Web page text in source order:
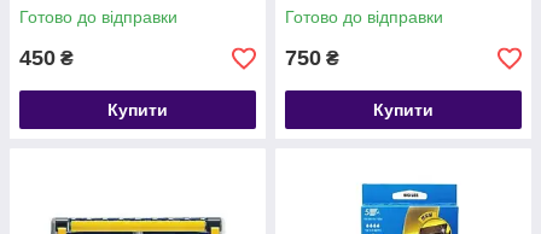
Готово до відправки
450 ₴
Купити
Готово до відправки
750 ₴
Купити